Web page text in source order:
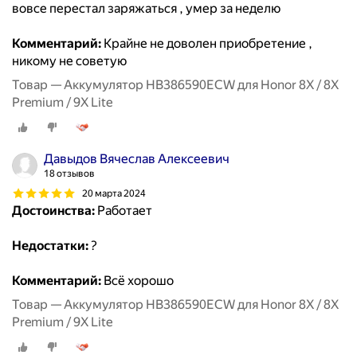
вовсе перестал заряжаться , умер за неделю
Комментарий: Крайне не доволен приобретение ,
никому не советую
Товар — Аккумулятор HB386590ECW для Honor 8X / 8X
Premium / 9X Lite
Давыдов Вячеслав Алексеевич
18 отзывов
20 марта 2024
Достоинства: Работает
Недостатки:?
Комментарий: Всё хорошо
Товар — Аккумулятор HB386590ECW для Honor 8X / 8X
Premium / 9X Lite